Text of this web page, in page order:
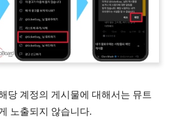
당 계정의 게시물에 대해서는 뮤트
노출되지 않습니다.